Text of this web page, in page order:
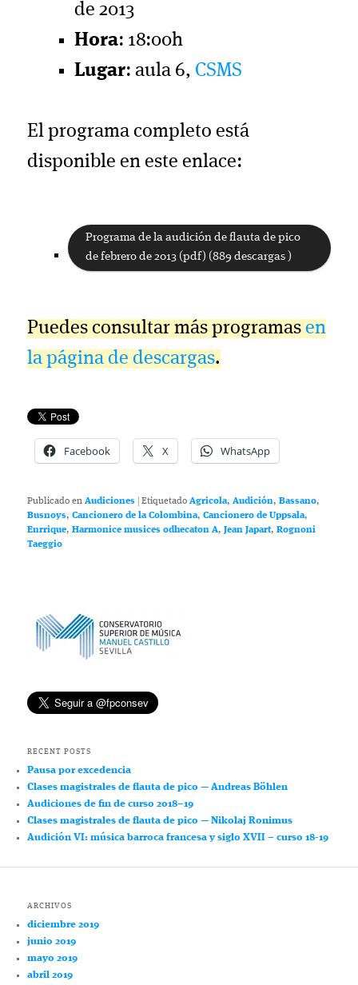
de 2013
Hora: 18:00h
Lugar: aula 6, CSMS
El programa completo está
disponible en este enlace:
Programa de la audición de flauta de pico
de febrero de 2013 (pdf) (889 descargas )
Puedes consultar más programasen
la página de descargas.
Facebook X WhatsApp
Publicado en Audiciones |Etiquetado Agricola,Audición,Bassano,
Busnoys,Cancionero de la Colombina,Cancionero de Uppsala,
Enrrique,Harmonice musices odhecaton A,Jean Japart,Rognoni
Taeggio
RECENT POSTS
Pausa por excedencia
Clases magistrales de flauta de pico — Andreas Böhlen
Audiciones de fin de curso 2018–19
Clases magistrales de flauta de pico — Nikolaj Ronimus
Audición VI: música barroca francesa y siglo XVII – curso 18-19
ARCHIVOS
diciembre 2019
junio 2019
mayo 2019
abril 2019